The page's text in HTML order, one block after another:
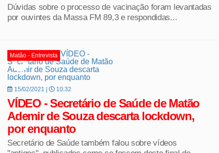
Dúvidas sobre o processo de vacinação foram levantadas
por ouvintes da Massa FM 89,3 e respondidas...
Matão - Entrevista
15/02/2021 | 10:32
VÍDEO - Secretário de Saúde de Matão
Ademir de Souza descarta lockdown,
por enquanto
Secretário de Saúde também falou sobre vídeos